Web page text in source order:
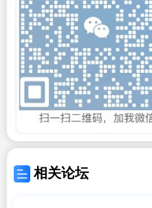
相关论坛